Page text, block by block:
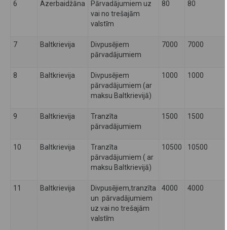
6 Azerbaidžāna
Pārvadājumiem uz
vai no trešajām
valstīm
80 80
7 Baltkrievija
Divpusējiem
pārvadājumiem
7000 7000
8 Baltkrievija
Divpusējiem
pārvadājumiem (ar
maksu Baltkrievijā)
1000 1000
9 Baltkrievija
Tranzīta
pārvadājumiem
1500 1500
10 Baltkrievija
Tranzīta
pārvadājumiem ( ar
maksu Baltkrievijā)
10500 10500
11 Baltkrievija
Divpusējiem,tranzīta
un pārvadājumiem
uz vai no trešajām
valstīm
4000 4000